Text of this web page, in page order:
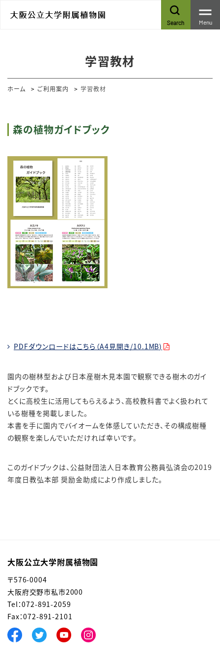
Search Menu
学習教材
ホーム ご利用案内 学習教材
森の植物ガイドブック
PDFダウンロードはこちら（A4見開き/10.1MB)
園内の樹林型および日本産樹木見本園で観察できる樹木のガイ
ドブックです。
とくに高校生に活用してもらえるよう、高校教科書でよく扱われて
いる樹種を掲載しました。
本書を手に園内でバイオームを体感していただき、その構成樹種
の観察を楽しんでいただければ幸いです。
このガイドブックは、公益財団法人日本教育公務員弘済会の2019
年度日教弘本部 奨励金助成により作成しました。
大阪公立大学附属植物園
〒576-0004
大阪府交野市私市2000
Tel：072-891-2059
Fax：072-891-2101